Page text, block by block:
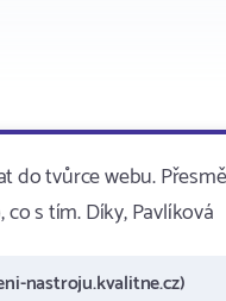
do tvůrce webu.
s tím. Díky, Pavlíková
nastroju.kvalitne.cz)